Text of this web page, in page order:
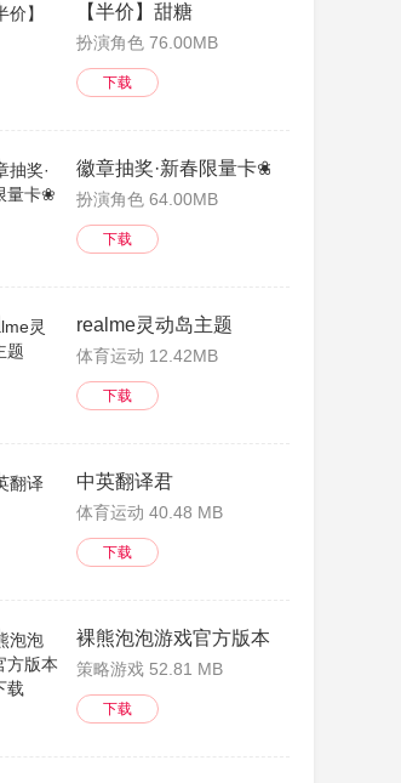
【半价】甜糖
扮演角色 76.00MB
下载
徽章抽奖·新春限量卡❀判官
扮演角色 64.00MB
下载
realme灵动岛主题
体育运动 12.42MB
下载
中英翻译君
体育运动 40.48 MB
下载
裸熊泡泡游戏官方版本安卓下载
策略游戏 52.81 MB
下载